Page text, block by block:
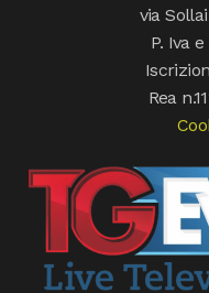
via
P. Iva
Rea